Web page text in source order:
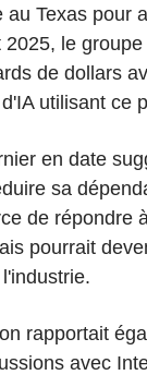
au Texas pour
le
de dollars
utilisant ce
en date
sa
de répondre
pourrait
rapportait
avec